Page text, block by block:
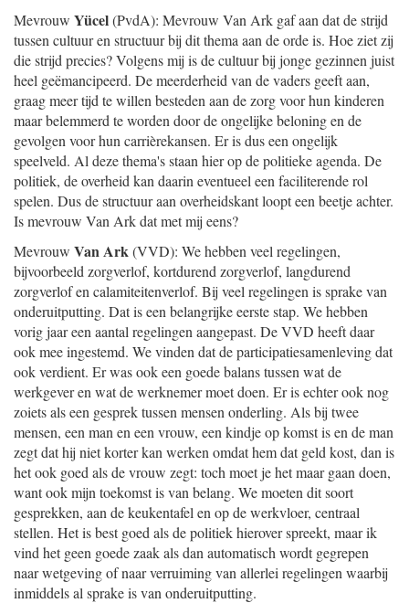
Mevrouw Yücel(PvdA): Mevrouw Van Ark gaf aan dat de strijd
tussen cultuur en structuur bij dit thema aan de orde is. Hoe ziet zij
die strijd precies? Volgens mij is de cultuur bij jonge gezinnen juist
heel geëmancipeerd. De meerderheid van de vaders geeft aan,
graag meer tijd te willen besteden aan de zorg voor hun kinderen
maar belemmerd te worden door de ongelijke beloning en de
gevolgen voor hun carrièrekansen. Er is dus een ongelijk
speelveld. Al deze thema's staan hier op de politieke agenda. De
politiek, de overheid kan daarin eventueel een faciliterende rol
spelen. Dus de structuur aan overheidskant loopt een beetje achter.
Is mevrouw Van Ark dat met mij eens?
Mevrouw Van Ark(VVD): We hebben veel regelingen,
bijvoorbeeld zorgverlof, kortdurend zorgverlof, langdurend
zorgverlof en calamiteitenverlof. Bij veel regelingen is sprake van
onderuitputting. Dat is een belangrijke eerste stap. We hebben
vorig jaar een aantal regelingen aangepast. De VVD heeft daar
ook mee ingestemd. We vinden dat de participatiesamenleving dat
ook verdient. Er was ook een goede balans tussen wat de
werkgever en wat de werknemer moet doen. Er is echter ook nog
zoiets als een gesprek tussen mensen onderling. Als bij twee
mensen, een man en een vrouw, een kindje op komst is en de man
zegt dat hij niet korter kan werken omdat hem dat geld kost, dan is
het ook goed als de vrouw zegt: toch moet je het maar gaan doen,
want ook mijn toekomst is van belang. We moeten dit soort
gesprekken, aan de keukentafel en op de werkvloer, centraal
stellen. Het is best goed als de politiek hierover spreekt, maar ik
vind het geen goede zaak als dan automatisch wordt gegrepen
naar wetgeving of naar verruiming van allerlei regelingen waarbij
inmiddels al sprake is van onderuitputting.